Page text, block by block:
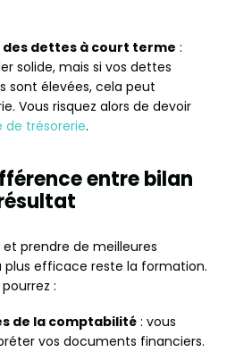
dettes à court terme :
solide, mais si vos dettes
sont élevées, cela peut
Vous risquez alors de devoir
de trésorerie.
entre bilan
prendre de meilleures
plus efficace reste la formation.
:
de la comptabilité : vous
vos documents financiers.